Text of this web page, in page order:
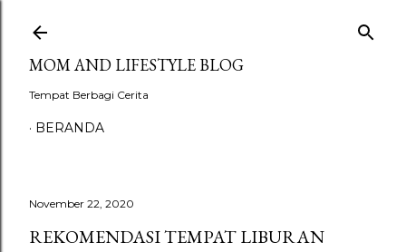
MOM AND LIFESTYLE BLOG
Tempat Berbagi Cerita
BERANDA
November 22, 2020
REKOMENDASI TEMPAT LIBURAN